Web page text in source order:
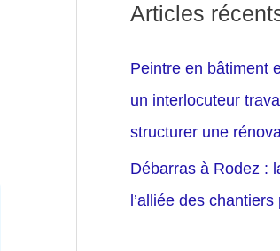
Articles
Peintre en bâtiment
un interlocuteur
structurer une
Débarras à Rodez :
l’alliée des chantiers